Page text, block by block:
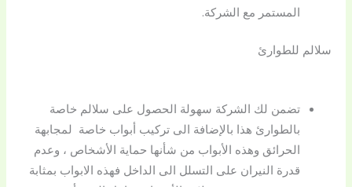
المستمر مع الشركة.
سلالم للطوارئ
تضمن لك الشركة سهولة الحصول على سلالم خاصة
بالطوارئ هذا بالإضافة الى تركيب أبواب خاصة لمجابهة
الحرائق وهذه الأبواب من شأنها حماية الأشخاص ، وعدم
قدرة النيران على التسلل الى الداخل فهذه الابواب بمثابة